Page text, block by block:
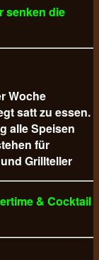
senken die
Woche
satt zu essen.
alle Speisen
für
Grillteller
& Cocktail